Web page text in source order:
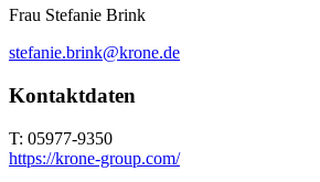
Frau Stefanie Brink
stefanie.brink@krone.de
Kontaktdaten
T: 05977-9350
https://krone-group.com/